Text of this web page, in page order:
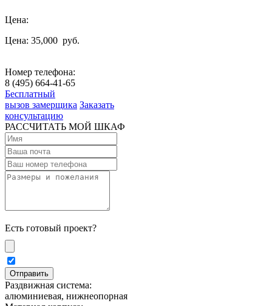
Цена:
Цена: 35,000 руб.
Номер телефона:
8 (495) 664-41-65
Бесплатный
вызов замерщика Заказать
консультацию
РАССЧИТАТЬ МОЙ ШКАФ
Есть готовый проект?
Раздвижная система:
алюминиевая, нижнеопорная